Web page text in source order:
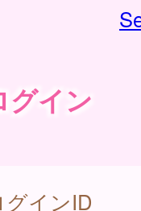
グイン
グインID